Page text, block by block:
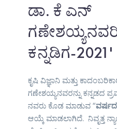
ಡಾ. ಕೆ ಎನ್
ಕನ್ನಡಿಗ-2021'
ಕೃಷಿ ವಿಜ್ಞಾನಿ ಮತ್ತು
ಗಣೇಶಯ್ಯನವರನ್ನು ಕನ್ನಡದ
ನವರು ಕೊಡ ಮಾಡುವ “
ಆಯ್ಕೆ ಮಾಡಲಾಗಿದೆ. ನಿವೃತ್ತ